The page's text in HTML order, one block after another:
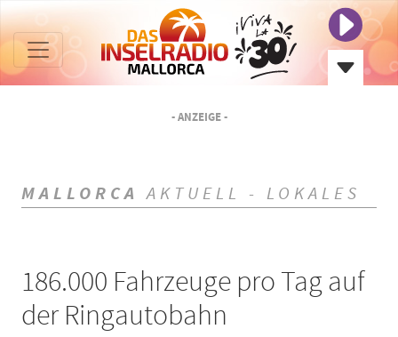
- ANZEIGE -
MALLORCA AKTUELL - LOKALES
186.000 Fahrzeuge pro Tag auf
der Ringautobahn